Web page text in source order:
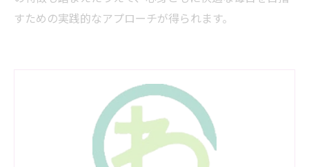
すための実践的なアプローチが得られます。